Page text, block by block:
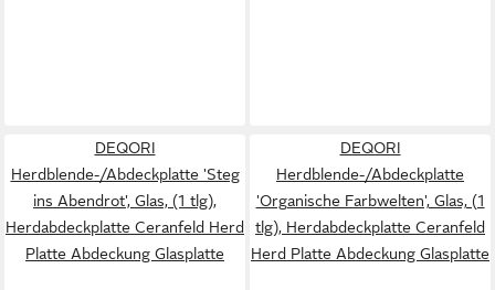
DEQORI
Herdblende-/Abdeckplatte 'Steg
ins Abendrot', Glas, (1 tlg),
Herdabdeckplatte Ceranfeld Herd
Platte Abdeckung Glasplatte
DEQORI
Herdblende-/Abdeckplatte
'Organische Farbwelten', Glas, (1
tlg), Herdabdeckplatte Ceranfeld
Herd Platte Abdeckung Glasplatte